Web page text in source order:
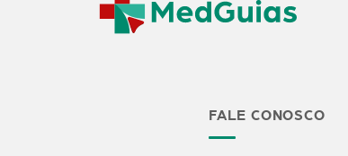
FALE CONOSCO